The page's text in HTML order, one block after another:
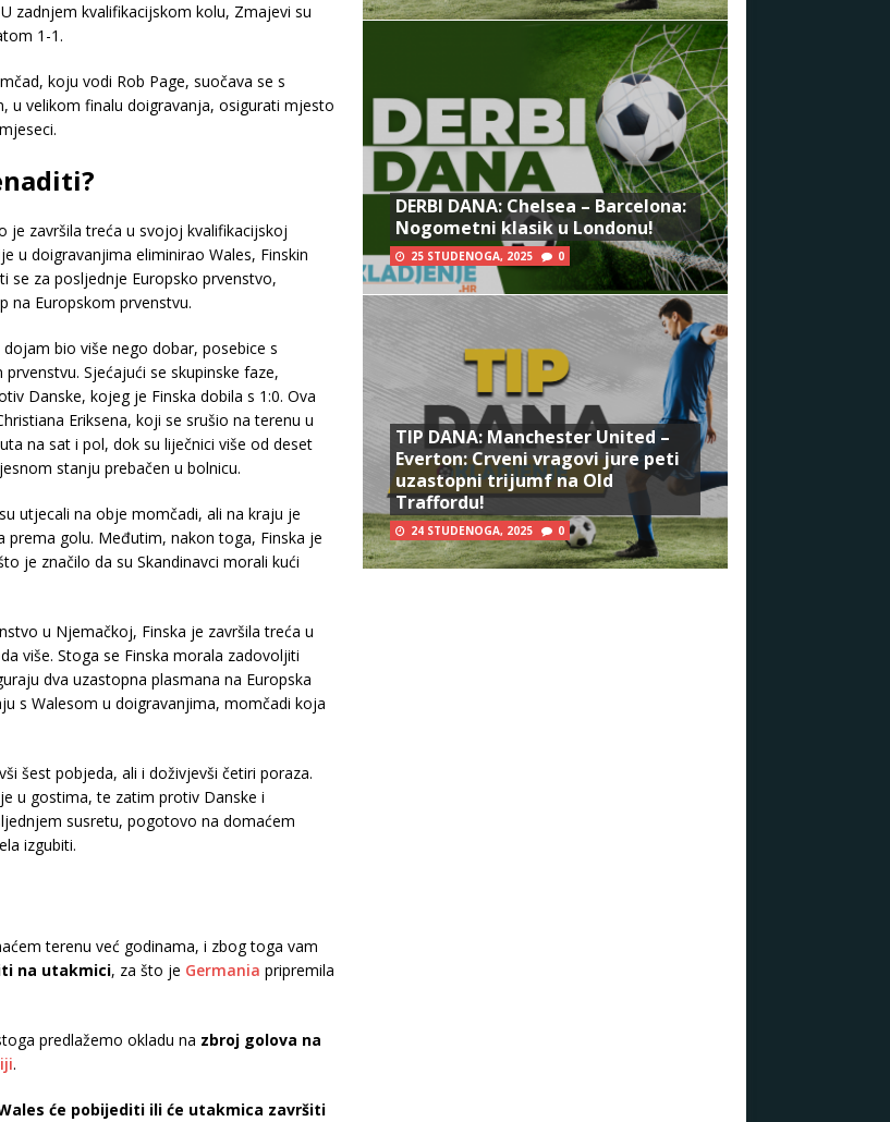
zadnjem kvalifikacijskom kolu, Zmajevi su
1-1.
koju vodi Rob Page, suočava se s
u velikom finalu doigravanja, osigurati mjesto
je završila treća u svojoj kvalifikacijskoj
u doigravanjima eliminirao Wales, Finskin
se za posljednje Europsko prvenstvo,
na Europskom prvenstvu.
bio više nego dobar, posebice s
Sjećajući se skupinske faze,
Danske, kojeg je Finska dobila s 1:0. Ova
Eriksena, koji se srušio na terenu u
na sat i pol, dok su liječnici više od deset
stanju prebačen u bolnicu.
utjecali na obje momčadi, ali na kraju je
prema golu. Međutim, nakon toga, Finska je
je značilo da su Skandinavci morali kući
u Njemačkoj, Finska je završila treća u
više. Stoga se Finska morala zadovoljiti
dva uzastopna plasmana na Europska
s Walesom u doigravanjima, momčadi koja
šest pobjeda, ali i doživjevši četiri poraza.
u gostima, te zatim protiv Danske i
susretu, pogotovo na domaćem
izgubiti.
terenu već godinama, i zbog toga vam
na utakmici, za što je Germania pripremila
predlažemo okladu na zbroj golova na
.
će pobijediti ili će utakmica završiti
DERBI DANA: Chelsea – Barcelona:
Nogometni klasik u Londonu!
25 STUDENOGA, 2025 0
TIP DANA: Manchester United –
Everton: Crveni vragovi jure peti
uzastopni trijumf na Old
Traffordu!
24 STUDENOGA, 2025 0